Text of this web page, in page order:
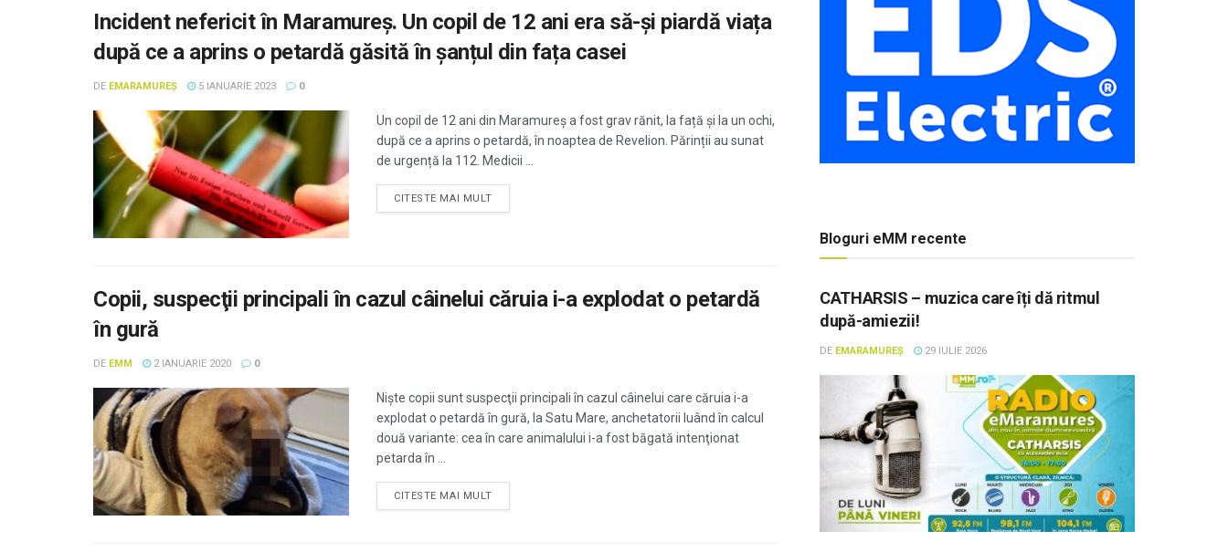
Incident nefericit în Maramureș. Un copil de 12 ani era să-și piardă viața
după ce a aprins o petardă găsită în șanțul din fața casei
DE EMARAMUREȘ 5 IANUARIE 2023 0
Un copil de 12 ani din Maramureș a fost grav rănit, la față și la un ochi,
după ce a aprins o petardă, în noaptea de Revelion. Părinții au sunat
de urgență la 112. Medicii ...
CITESTE MAI MULT
Copii, suspecţii principali în cazul câinelui căruia i-a explodat o petardă
în gură
DE EMM 2 IANUARIE 2020 0
Nişte copii sunt suspecţii principali în cazul câinelui care căruia i-a
explodat o petardă în gură, la Satu Mare, anchetatorii luând în calcul
două variante: cea în care animalului i-a fost băgată intenţionat
petarda în ...
CITESTE MAI MULT
Bloguri eMM recente
CATHARSIS – muzica care îți dă ritmul
după-amiezii!
DE EMARAMUREȘ 29 IULIE 2026